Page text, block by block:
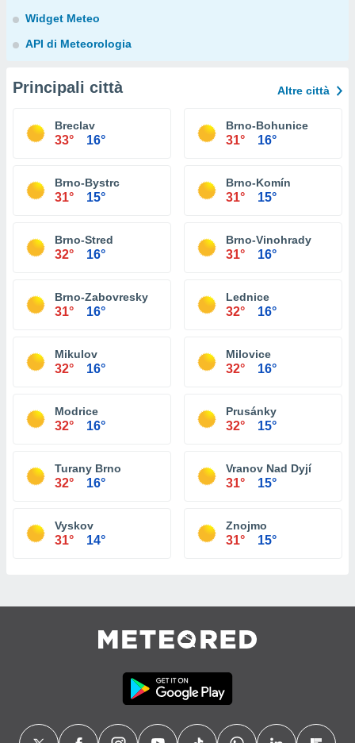
Widget Meteo
API di Meteorologia
Principali città Altre città
Breclav
33° 16°
Brno-Bohunice
31° 16°
Brno-Bystrc
31° 15°
Brno-Komín
31° 15°
Brno-Stred
32° 16°
Brno-Vinohrady
31° 16°
Brno-Zabovresky
31° 16°
Lednice
32° 16°
Mikulov
32° 16°
Milovice
32° 16°
Modrice
32° 16°
Prusánky
32° 15°
Turany Brno
32° 16°
Vranov Nad Dyjí
31° 15°
Vyskov
31° 14°
Znojmo
31° 15°